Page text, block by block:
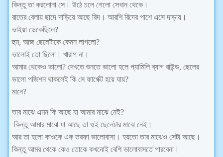
কিন্তু তা করলোনা সে। উঠে চলে গেলো সেখান থেকে।
রাতের বেলায় ছাদে দাড়িয়ে আছে রিদ। আরশি রিদের পাশে এসে দাড়ায়।
ভাইয়া ডেকেছিলে?
হুম, আজ ছেলেটাকে কেমন লাগলো?
ভালোই তো ছিলো। খারাপ না।
আমার থেকেও ভালো? দেখতে শুনতে ভালো হলে প্যামিলি ব্যাগ রাউন্ড, ছেলের
ভালো পজিশন থাকলেই কি সে ফার্পেক্ট হয়ে যায়?
মানে?
তার মাঝে এমন কি আছে যা আমার মাঝে নেই?
কিন্তু আমার মাঝে যা আছে তা ওই ছেলেটার মাঝে নেই।
আর তা হলো কাওকে এক তরফা ভালোবাসা। হয়তো তার মাঝেও সেটা আছে।
কিন্তু আমর থেকে কেও তোকে কখনোই বেশি ভালোবাসতে পারবেনা।